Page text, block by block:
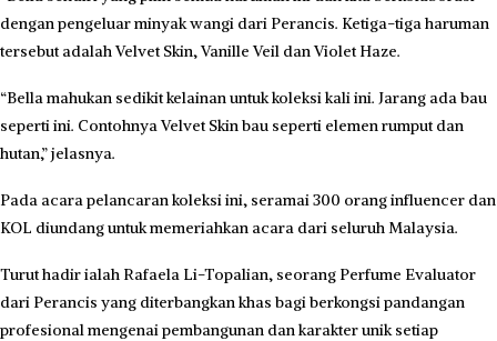
dengan pengeluar minyak wangi dari Perancis. Ketiga-tiga haruman
tersebut adalah Velvet Skin, Vanille Veil dan Violet Haze.
“Bella mahukan sedikit kelainan untuk koleksi kali ini. Jarang ada bau
seperti ini. Contohnya Velvet Skin bau seperti elemen rumput dan
hutan,” jelasnya.
Pada acara pelancaran koleksi ini, seramai 300 orang influencer dan
KOL diundang untuk memeriahkan acara dari seluruh Malaysia.
Turut hadir ialah Rafaela Li-Topalian, seorang Perfume Evaluator
dari Perancis yang diterbangkan khas bagi berkongsi pandangan
profesional mengenai pembangunan dan karakter unik setiap